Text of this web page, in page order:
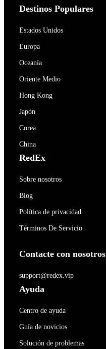
Destinos Populares
Estados Unidos
Europa
Oceanía
Oriente Medio
Hong Kong
Japón
Corea
China
RedEx
Sobre nosotros
Blog
Política de privacidad
Términos De Servicio
Contacte con nosotros
support@redex.vip
Ayuda
Centro de ayuda
Guía de novicios
Solución de problemas